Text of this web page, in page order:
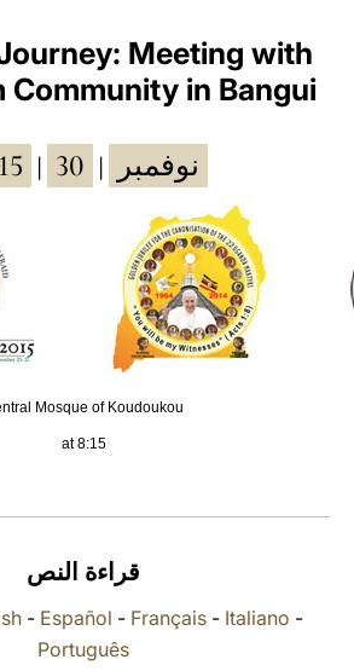
ESPAÑOL
DEUTSCH
العربيّة
中文
LATINE
Meeting with
Community in Bangui
نوفمبر 30
Mosque of Koudoukou
at 8:15
قراءة النص
- Español - Français- Italiano -
Português